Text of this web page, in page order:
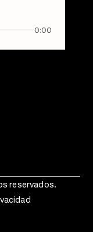
0:00
reservados.